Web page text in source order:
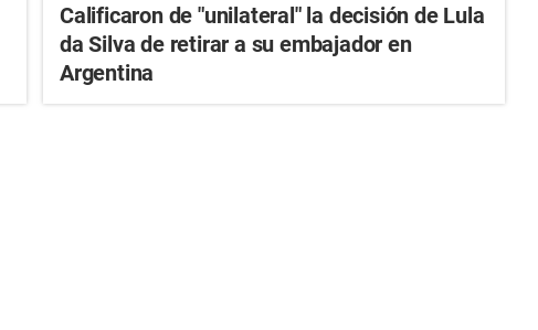
Calificaron de "unilateral" la decisión de Lula
da Silva de retirar a su embajador en
Argentina